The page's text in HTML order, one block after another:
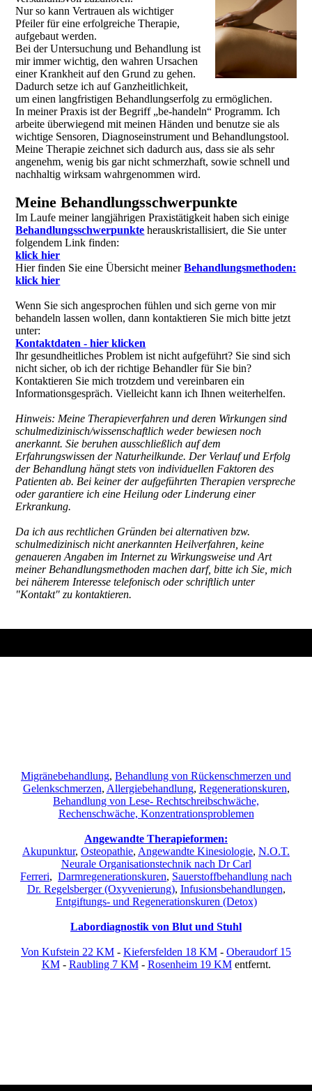
Nur so kann Vertrauen als wichtiger
Pfeiler für eine erfolgreiche Therapie,
aufgebaut werden.
Bei der Untersuchung und Behandlung ist
mir immer wichtig, den wahren Ursachen
einer Krankheit auf den Grund zu gehen.
Dadurch setze ich auf Ganzheitlichkeit,
um einen langfristigen Behandlungserfolg zu ermöglichen.
In meiner Praxis ist der Begriff „be-handeln“ Programm. Ich
arbeite überwiegend mit meinen Händen und benutze sie als
wichtige Sensoren, Diagnoseinstrument und Behandlungstool.
Meine Therapie zeichnet sich dadurch aus, dass sie als sehr
angenehm, wenig bis gar nicht schmerzhaft, sowie schnell und
nachhaltig wirksam wahrgenommen wird.
Meine Behandlungsschwerpunkte
Im Laufe meiner langjährigen Praxistätigkeit haben sich einige
Behandlungsschwerpunkte herauskristallisiert, die Sie unter
folgendem Link finden:
klick hier
Hier finden Sie eine Übersicht meinerBehandlungsmethoden:
klick hier
Wenn Sie sich angesprochen fühlen und sich gerne von mir
behandeln lassen wollen, dann kontaktieren Sie mich bitte jetzt
unter:
Kontaktdaten - hier klicken
Ihr gesundheitliches Problem ist nicht aufgeführt? Sie sind sich
nicht sicher, ob ich der richtige Behandler für Sie bin?
Kontaktieren Sie mich trotzdem und vereinbaren ein
Informationsgespräch. Vielleicht kann ich Ihnen weiterhelfen.
Hinweis: Meine Therapieverfahren und deren Wirkungen sind
schulmedizinisch/wissenschaftlich weder bewiesen noch
anerkannt. Sie beruhen ausschließlich auf dem
Erfahrungswissen der Naturheilkunde. Der Verlauf und Erfolg
der Behandlung hängt stets von individuellen Faktoren des
Patienten ab. Bei keiner der aufgeführten Therapien verspreche
oder garantiere ich eine Heilung oder Linderung einer
Erkrankung.
Da ich aus rechtlichen Gründen bei alternativen bzw.
schulmedizinisch nicht anerkannten Heilverfahren, keine
genaueren Angaben im Internet zu Wirkungsweise und Art
meiner Behandlungsmethoden machen darf, bitte ich Sie, mich
bei näherem Interesse telefonisch oder schriftlich unter
"Kontakt" zu kontaktieren.
Migränebehandlung, Behandlung von Rückenschmerzen und
Gelenkschmerzen, Allergiebehandlung, Regenerationskuren,
Behandlung von Lese- Rechtschreibschwäche,
Rechenschwäche, Konzentrationsproblemen
Angewandte Therapieformen:
Akupunktur, Osteopathie, Angewandte Kinesiologie, N.O.T.
Neurale Organisationstechnik nach Dr Carl
Ferreri, Darmregenerationskuren, Sauerstoffbehandlung nach
Dr. Regelsberger (Oxyvenierung), Infusionsbehandlungen,
Entgiftungs- und Regenerationskuren (Detox)
Labordiagnostik von Blut und Stuhl
Von Kufstein 22 KM - Kiefersfelden 18 KM - Oberaudorf 15
KM- Raubling 7 KM- Rosenheim 19 KMentfernt.